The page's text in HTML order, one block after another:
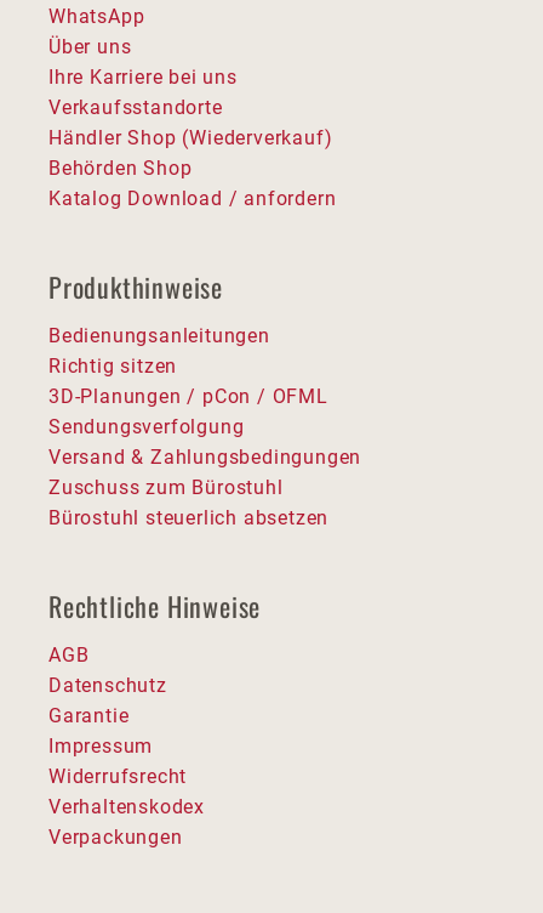
WhatsApp
Über uns
Ihre Karriere bei uns
Verkaufsstandorte
Händler Shop (Wiederverkauf)
Behörden Shop
Katalog Download / anfordern
Produkthinweise
Bedienungsanleitungen
Richtig sitzen
3D-Planungen / pCon / OFML
Sendungsverfolgung
Versand & Zahlungsbedingungen
Zuschuss zum Bürostuhl
Bürostuhl steuerlich absetzen
Rechtliche Hinweise
AGB
Datenschutz
Garantie
Impressum
Widerrufsrecht
Verhaltenskodex
Verpackungen